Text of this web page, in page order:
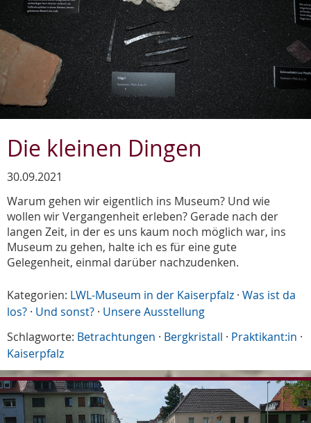
Die kleinen Dingen
30.09.2021
Warum gehen wir eigentlich ins Museum? Und wie
wollen wir Vergangenheit erleben? Gerade nach der
langen Zeit, in der es uns kaum noch möglich war, ins
Museum zu gehen, halte ich es für eine gute
Gelegenheit, einmal darüber nachzudenken.
Kategorien: LWL-Museum in der Kaiserpfalz · Was ist da
los? · Und sonst? · Unsere Ausstellung
Schlagworte: Betrachtungen · Bergkristall · Praktikant:in ·
Kaiserpfalz